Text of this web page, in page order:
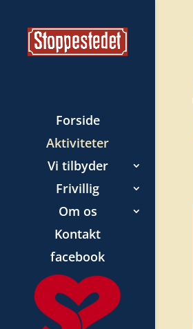
Forside
Aktiviteter
Vi tilbyder
Frivillig
Om os
Kontakt
facebook